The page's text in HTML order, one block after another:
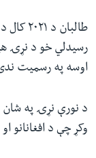
رسیدلي خو د نړۍ
اوسه په رسمیت
د نورې نړۍ په شان
وکړ چې د